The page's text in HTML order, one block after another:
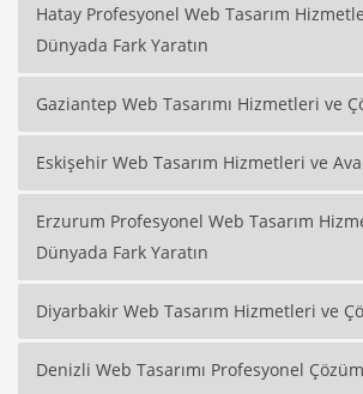
Hatay Profesyonel Web Tasarım
Dünyada Fark Yaratın
Gaziantep Web Tasarımı Hizmetleri ve
Eskişehir Web Tasarım Hizmetleri ve
Erzurum Profesyonel Web Tasarım
Dünyada Fark Yaratın
Diyarbakir Web Tasarım Hizmetleri ve
Denizli Web Tasarımı Profesyonel